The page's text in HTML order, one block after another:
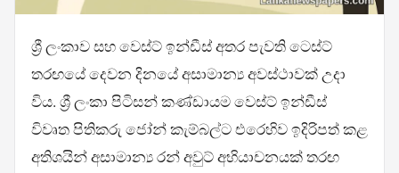
ශ්‍රී ලංකාව සහ වෙස්ට් ඉන්ඩීස් අතර පැවති ටෙස්ට්
තරඟයේ දෙවන දිනයේ අසාමාන්‍ය අවස්ථාවක් උදා
විය. ශ්‍රී ලංකා පිටිසන් කණ්ඩායම වෙස්ට් ඉන්ඩීස්
විවෘත පිතිකරු ජෝන් කැම්බල්ට එරෙහිව ඉදිරිපත් කළ
අතිශයින් අසාමාන්‍ය රන් අවුට් අභියාචනයක් තරඟ